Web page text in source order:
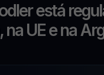
está
na UE e na